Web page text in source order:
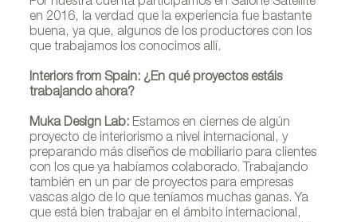
Por nuestra cuenta participamos en Salone Satellite
en 2016, la verdad que la experiencia fue bastante
buena, ya que, algunos de los productores con los
que trabajamos los conocimos allí.
Interiors from Spain: ¿En qué proyectos estáis
trabajando ahora?
Muka Design Lab: Estamos en ciernes de algún
proyecto de interiorismo a nivel internacional, y
preparando más diseños de mobiliario para clientes
con los que ya habíamos colaborado. Trabajando
también en un par de proyectos para empresas
vascas algo de lo que teníamos muchas ganas. Ya
que está bien trabajar en el ámbito internacional,